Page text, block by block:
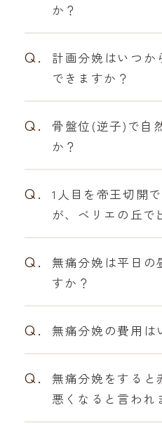
か？
Q.
計画分娩はいつか
できますか？
Q.
骨盤位(逆子)で自
か？
Q.
1人目を帝王切開
が、ベリエの丘で
Q.
無痛分娩は平日の
すか？
Q. 無痛分娩の費用は
Q.
無痛分娩をすると
悪くなると言われ